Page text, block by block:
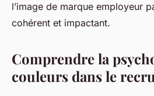
l’image de marque employeur
cohérent et impactant.
Comprendre la
couleurs dans le